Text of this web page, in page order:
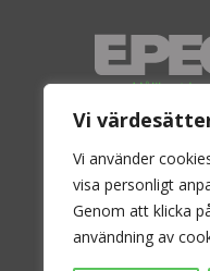
Vi
Vi använder
visa personligt
Genom att klicka
användning av
En ledande
marknaden
konvektorer
värme.